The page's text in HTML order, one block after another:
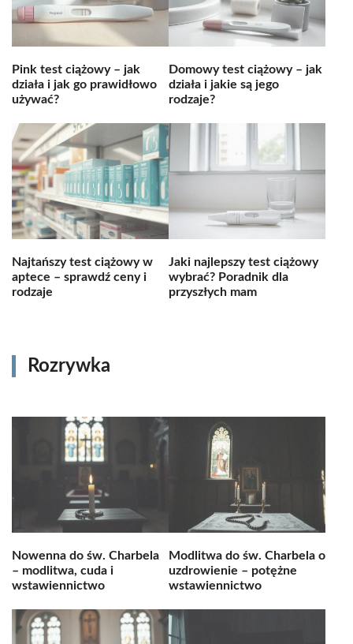
Pink test ciążowy – jak
działa i jak go prawidłowo
używać?
Domowy test ciążowy – jak
działa i jakie są jego
rodzaje?
Najtańszy test ciążowy w
aptece – sprawdź ceny i
rodzaje
Jaki najlepszy test ciążowy
wybrać? Poradnik dla
przyszłych mam
Rozrywka
Nowenna do św. Charbela
– modlitwa, cuda i
wstawiennictwo
Modlitwa do św. Charbela o
uzdrowienie – potężne
wstawiennictwo